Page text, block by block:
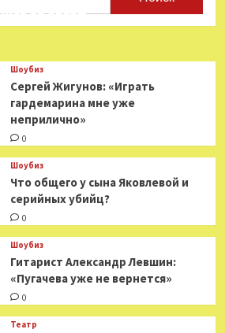
за звезд
Шоубиз
Сергей Жигунов: «Играть
гардемарина мне уже
неприлично»
0
Шоубиз
Что общего у сына Яковлевой и
серийных убийц?
0
Шоубиз
Гитарист Александр Левшин:
«Пугачева уже не вернется»
0
Театр